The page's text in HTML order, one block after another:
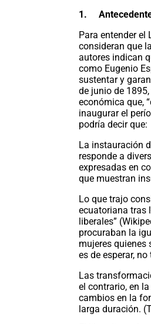
1.
Para entender
consideran que
autores indican
como Eugenio
sustentar y
de junio de
económica que,
inaugurar el
podría decir que:
La instauración
responde a
expresadas en
que muestran
Lo que trajo
ecuatoriana tras
liberales”
procuraban la
mujeres quienes
es de esperar,
Las
el contrario, en
cambios en la
larga duración.